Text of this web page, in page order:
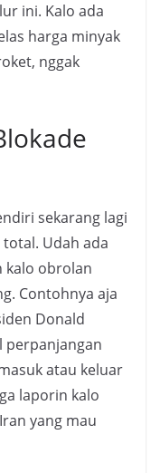
ini. Kalo ada
harga minyak
nggak
sekarang lagi
Udah ada
kalo obrolan
Contohnya aja
Donald
perpanjangan
atau keluar
laporin kalo
yang mau